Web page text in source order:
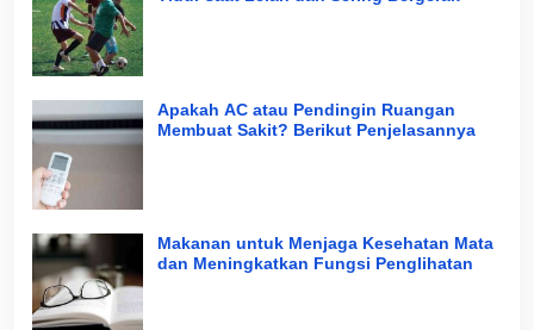
Apakah AC atau Pendingin Ruangan
Membuat Sakit? Berikut Penjelasannya
Makanan untuk Menjaga Kesehatan Mata
dan Meningkatkan Fungsi Penglihatan